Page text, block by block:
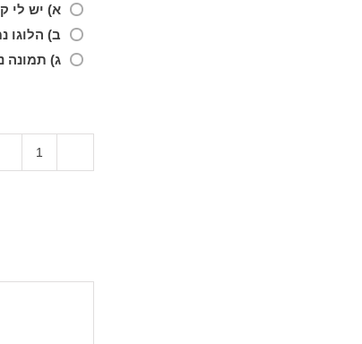
א) יש לי
ב) הלוגו
ג) תמונה